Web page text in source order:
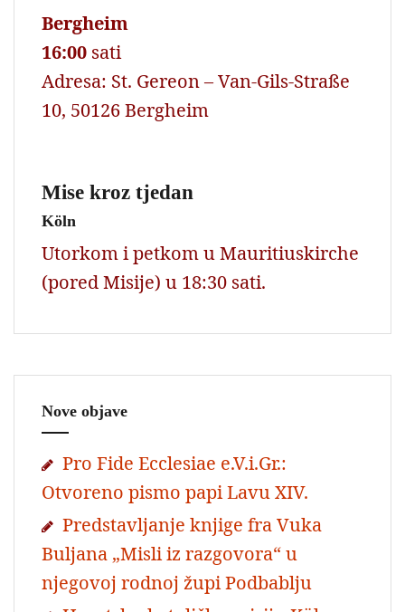
Bergheim
16:00 sati
Adresa: St. Gereon – Van-Gils-Straße
10, 50126 Bergheim
Mise kroz tjedan
Köln
Utorkom i petkom u Mauritiuskirche
(pored Misije) u 18:30 sati.
Nove objave
Pro Fide Ecclesiae e.V.i.Gr.:
Otvoreno pismo papi Lavu XIV.
Predstavljanje knjige fra Vuka
Buljana „Misli iz razgovora“ u
njegovoj rodnoj župi Podbablju